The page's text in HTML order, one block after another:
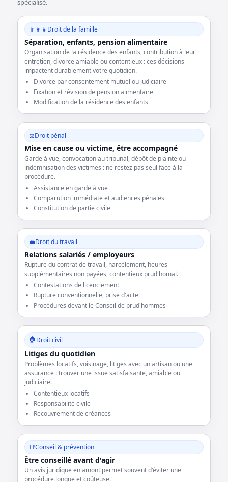
👨‍👩‍👧 Droit de la famille
Séparation, enfants, pension alimentaire
Organisation de la résidence des enfants, contribution à leur
entretien, divorce amiable ou contentieux : ces décisions
impactent durablement votre quotidien.
Divorce par consentement mutuel ou judiciaire
Fixation et révision de pension alimentaire
Modification de la résidence des enfants
⚖️Droit pénal
Mise en cause ou victime, être accompagné
Garde à vue, convocation au tribunal, dépôt de plainte ou
indemnisation des victimes : ne restez pas seul face à la
procédure.
Assistance en garde à vue
Comparution immédiate et audiences pénales
Constitution de partie civile
💼Droit du travail
Relations salariés / employeurs
Rupture du contrat de travail, harcèlement, heures
supplémentaires non payées, contentieux prud'homal.
Contestations de licenciement
Rupture conventionnelle, prise d'acte
Procédures devant le Conseil de prud'hommes
🏠Droit civil
Litiges du quotidien
Problèmes locatifs, voisinage, litiges avec un artisan ou une
assurance : trouver une issue satisfaisante, amiable ou
judiciaire.
Contentieux locatifs
Responsabilité civile
Recouvrement de créances
📑Conseil & prévention
Être conseillé avant d'agir
Un avis juridique en amont permet souvent d'éviter une
procédure longue et coûteuse.